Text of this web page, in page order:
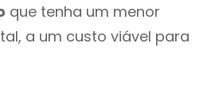
que tenha um menor
a um custo viável para